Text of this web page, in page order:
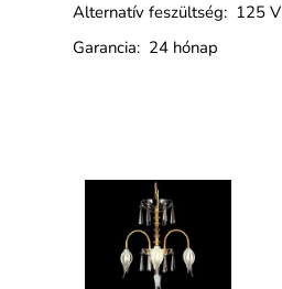
Alternatív feszültség: 125 V
Garancia: 24 hónap